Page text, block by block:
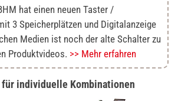
hat einen neuen Taster /
3 Speicherplätzen und Digitalanzeige
Medien ist noch der alte Schalter zu
Produktvideos. >> Mehr erfahren
individuelle Kombinationen